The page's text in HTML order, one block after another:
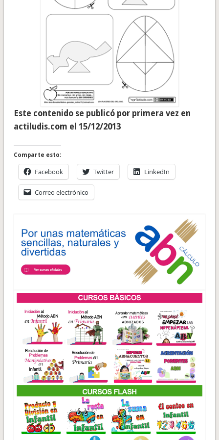
Este contenido se publicó por primera vez en
actiludis.com el 15/12/2013
Comparte esto:
Facebook Twitter LinkedIn
Correo electrónico